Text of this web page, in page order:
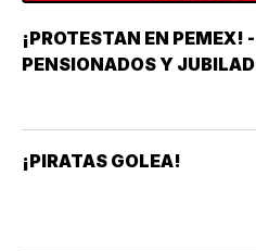
¡PROTESTAN EN PEMEX! -
PENSIONADOS Y
¡PIRATAS GOLEA!